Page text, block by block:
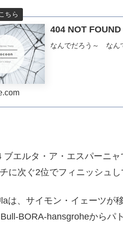
404 NOT
なんでだろう～ なん
ブエルタ・ア・エスパーニ
に次ぐ2位でフィニッシュ
は、サイモン・イェーツが
BORA-hansgroheからパ